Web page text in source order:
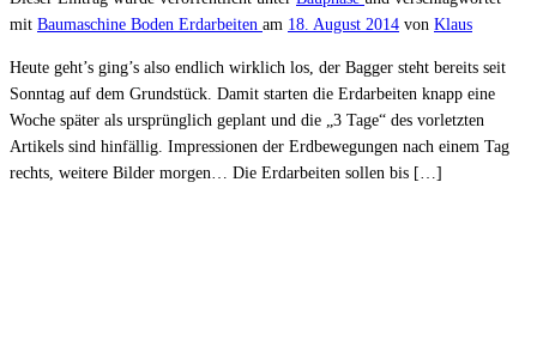
mit Baumaschine Boden Erdarbeiten am 18. August 2014 von Klaus
Heute geht’s ging’s also endlich wirklich los, der Bagger steht bereits seit
Sonntag auf dem Grundstück. Damit starten die Erdarbeiten knapp eine
Woche später als ursprünglich geplant und die „3 Tage“ des vorletzten
Artikels sind hinfällig. Impressionen der Erdbewegungen nach einem Tag
rechts, weitere Bilder morgen… Die Erdarbeiten sollen bis […]